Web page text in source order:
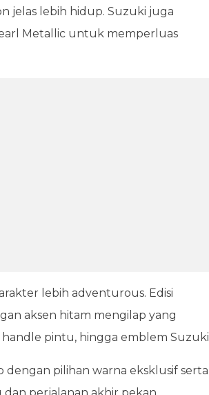
jelas lebih hidup. Suzuki juga
Metallic untuk memperluas
lebih adventurous. Edisi
aksen hitam mengilap yang
handle pintu, hingga emblem Suzuki
pilihan warna eksklusif serta